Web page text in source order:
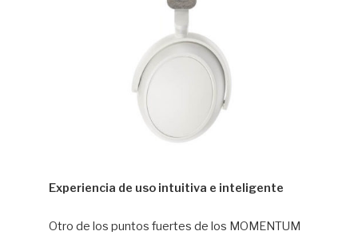
Experiencia de uso intuitiva e inteligente
Otro de los puntos fuertes de los MOMENTUM